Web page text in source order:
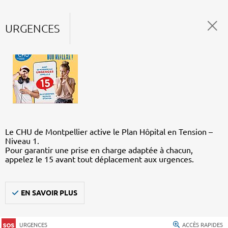
URGENCES
Le CHU de Montpellier active le Plan Hôpital en Tension –
Niveau 1.
Pour garantir une prise en charge adaptée à chacun,
appelez le 15 avant tout déplacement aux urgences.
EN SAVOIR PLUS
URGENCES ACCÈS RAPIDES